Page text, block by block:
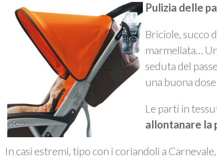
Pulizia delle
Briciole, succo
marmellata…
seduta del
una buona
Le parti in
allontanare la
In casi estremi, tipo con i coriandoli a